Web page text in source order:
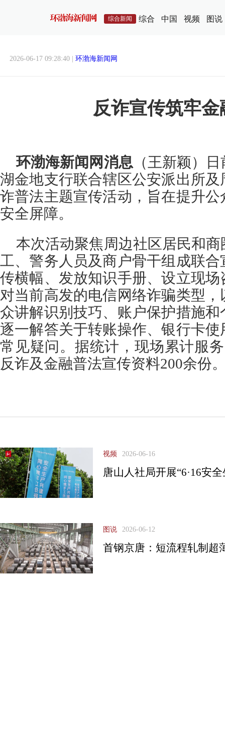
综合新闻 综合 中国 视频 图说
2026-06-17 09:28:40 | 环渤海新闻网
反诈宣传筑牢金
环渤海新闻网消息 （王新颖）
湖金地支行联合辖区公安派出所
诈普法主题宣传活动，旨在提升
安全屏障。
本次活动聚焦周边社区居民和
工、警务人员及商户骨干组成联
传横幅、发放知识手册、设立现
对当前高发的电信网络诈骗类型
众讲解识别技巧、账户保护措施
逐一解答关于转账操作、银行卡
常见疑问。据统计，现场累计服
反诈及金融普法宣传资料200余份
视频 2026-06-16
唐山人社局开展“6·16安
图说 2026-06-12
首钢京唐：短流程轧制超